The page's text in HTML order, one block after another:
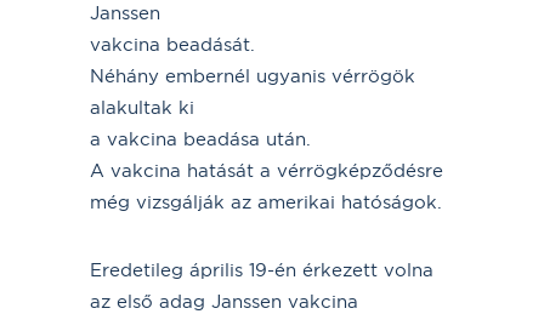
Janssen
vakcina beadását.
Néhány embernél ugyanis vérrögök
alakultak ki
a vakcina beadása után.
A vakcina hatását a vérrögképződésre
még vizsgálják az amerikai hatóságok.
Eredetileg április 19-én érkezett volna
az első adag Janssen vakcina